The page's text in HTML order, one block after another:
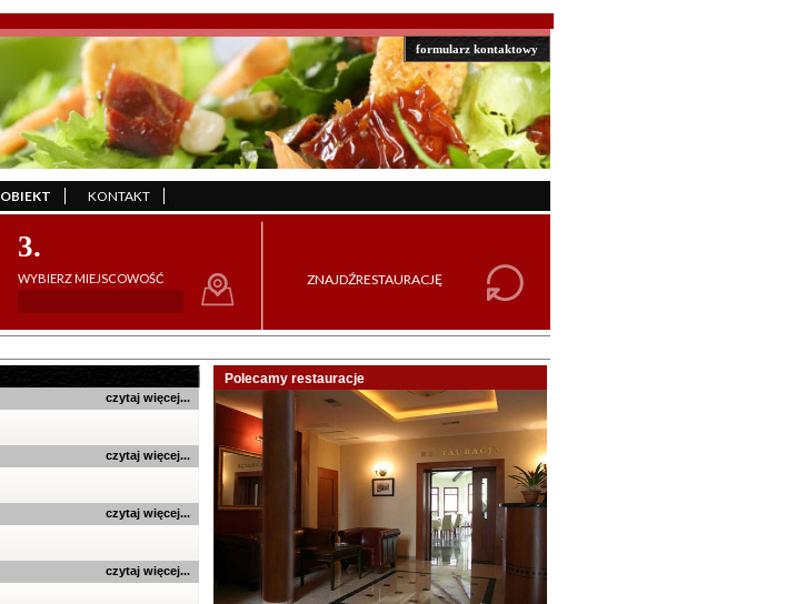
formularz kontaktowy
OBIEKT KONTAKT
3.
WYBIERZ MIEJSCOWOŚĆ
czytaj więcej...
czytaj więcej...
czytaj więcej...
czytaj więcej...
Polecamy restauracje